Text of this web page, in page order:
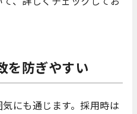
を防ぎやすい
にも通じます。採用時は